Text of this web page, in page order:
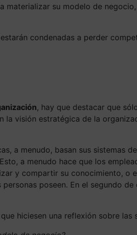
materializar su modelo de
condenadas a perder
, hay que destacar que
visión estratégica de la
a menudo, basan sus sistemas
a menudo hace que los
y compartir su conocimiento, o
poseen. En el segundo de
hiciesen una reflexión sobre las